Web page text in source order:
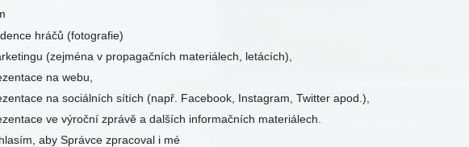
hráčů (fotografie)
(zejména v propagačních materiálech, letácích),
na webu,
na sociálních sítích (např. Facebook, Instagram, Twitter apod.),
ve výroční zprávě a dalších informačních materiálech.
aby Správce zpracoval i mé